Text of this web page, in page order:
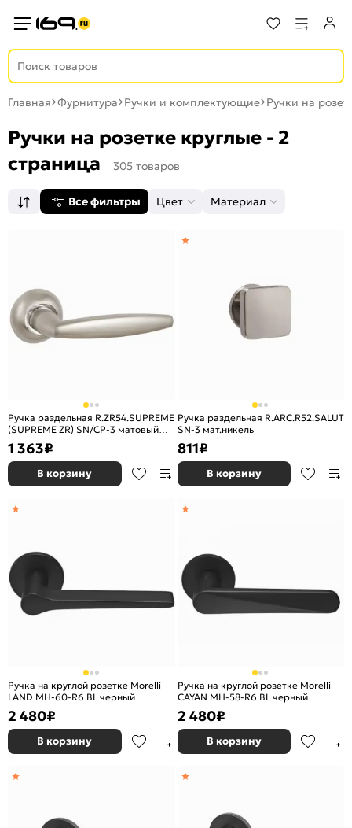
Главная Фурнитура Ручки и комплектующие Ручки на
Ручки на розетке круглые - 2
страница
305 товаров
Все фильтры Цвет Материал
Ручка раздельная R.ZR54.SUPREME
(SUPREME ZR) SN/CP-3 матовый
никель/хром
1 363₽
В корзину
Ручка раздельная R.ARC.R52.SALUT
SN-3 мат.никель
811₽
В корзину
Ручка на круглой розетке Morelli
LAND MH-60-R6 BL черный
2 480₽
В корзину
Ручка на круглой розетке Morelli
CAYAN MH-58-R6 BL черный
2 480₽
В корзину